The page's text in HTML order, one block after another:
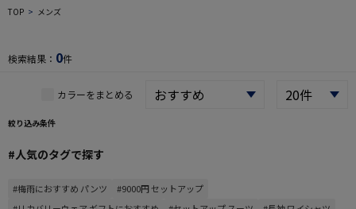
TOP メンズ
検索結果： 0件
カラーをまとめる
絞り込み条件
#人気のタグで探す
#梅雨におすすめ パンツ
#9000円 セットアップ